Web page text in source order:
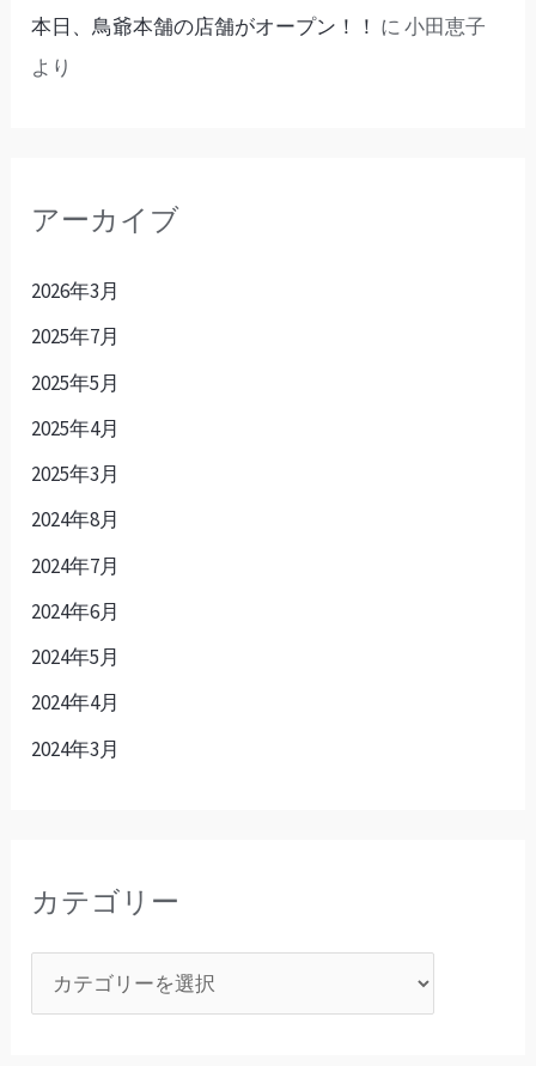
本日、鳥爺本舗の店舗がオープン！！ に小田恵子
より
アーカイブ
2026年3月
2025年7月
2025年5月
2025年4月
2025年3月
2024年8月
2024年7月
2024年6月
2024年5月
2024年4月
2024年3月
カテゴリー